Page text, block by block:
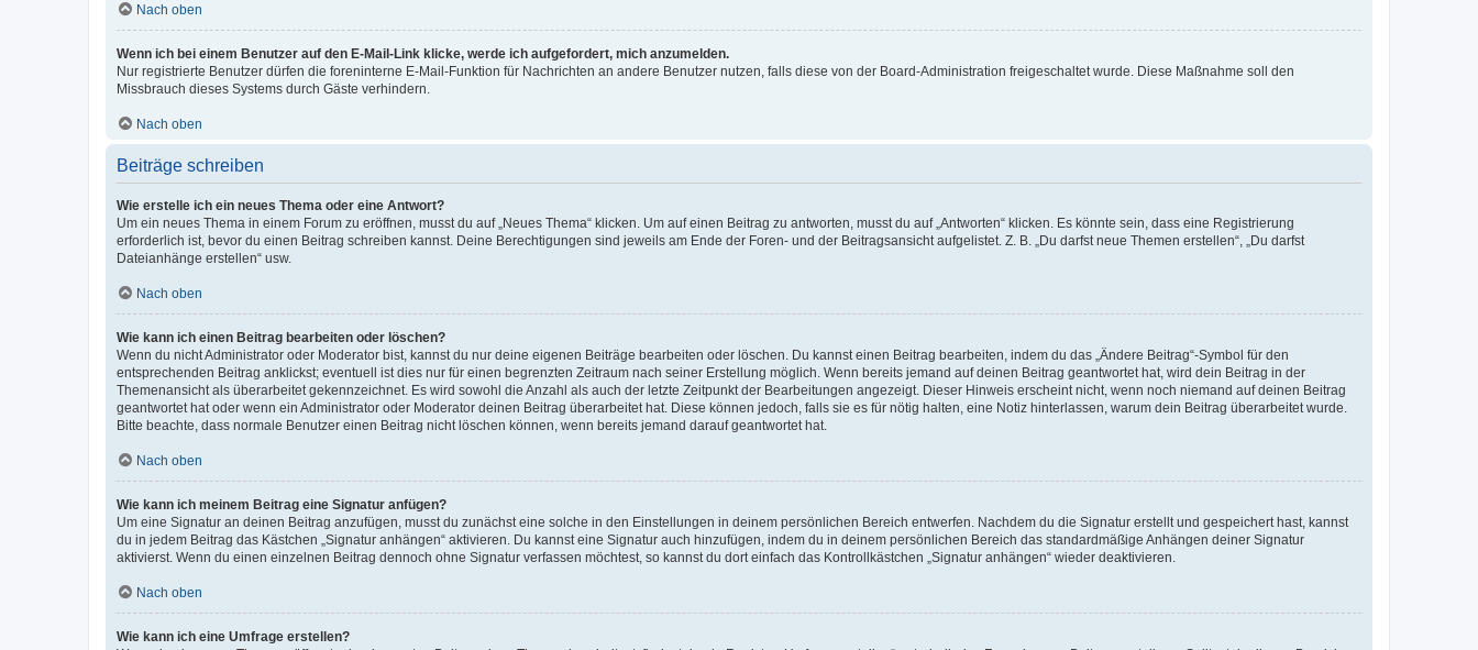
Nach oben
Wenn ich bei einem Benutzer auf den E-Mail-Link klicke, werde ich aufgefordert, mich anzumelden.
Nur registrierte Benutzer dürfen die foreninterne E-Mail-Funktion für Nachrichten an andere Benutzer nutzen, falls diese von der Board-Administration freigeschaltet wurde. Diese Maßnahme soll den
Missbrauch dieses Systems durch Gäste verhindern.
Nach oben
Beiträge schreiben
Wie erstelle ich ein neues Thema oder eine Antwort?
Um ein neues Thema in einem Forum zu eröffnen, musst du auf „Neues Thema“ klicken. Um auf einen Beitrag zu antworten, musst du auf „Antworten“ klicken. Es könnte sein, dass eine Registrierung
erforderlich ist, bevor du einen Beitrag schreiben kannst. Deine Berechtigungen sind jeweils am Ende der Foren- und der Beitragsansicht aufgelistet. Z. B. „Du darfst neue Themen erstellen“, „Du darfst
Dateianhänge erstellen“ usw.
Nach oben
Wie kann ich einen Beitrag bearbeiten oder löschen?
Wenn du nicht Administrator oder Moderator bist, kannst du nur deine eigenen Beiträge bearbeiten oder löschen. Du kannst einen Beitrag bearbeiten, indem du das „Ändere Beitrag“-Symbol für den
entsprechenden Beitrag anklickst; eventuell ist dies nur für einen begrenzten Zeitraum nach seiner Erstellung möglich. Wenn bereits jemand auf deinen Beitrag geantwortet hat, wird dein Beitrag in der
Themenansicht als überarbeitet gekennzeichnet. Es wird sowohl die Anzahl als auch der letzte Zeitpunkt der Bearbeitungen angezeigt. Dieser Hinweis erscheint nicht, wenn noch niemand auf deinen Beitrag
geantwortet hat oder wenn ein Administrator oder Moderator deinen Beitrag überarbeitet hat. Diese können jedoch, falls sie es für nötig halten, eine Notiz hinterlassen, warum dein Beitrag überarbeitet wurde.
Bitte beachte, dass normale Benutzer einen Beitrag nicht löschen können, wenn bereits jemand darauf geantwortet hat.
Nach oben
Wie kann ich meinem Beitrag eine Signatur anfügen?
Um eine Signatur an deinen Beitrag anzufügen, musst du zunächst eine solche in den Einstellungen in deinem persönlichen Bereich entwerfen. Nachdem du die Signatur erstellt und gespeichert hast, kannst
du in jedem Beitrag das Kästchen „Signatur anhängen“ aktivieren. Du kannst eine Signatur auch hinzufügen, indem du in deinem persönlichen Bereich das standardmäßige Anhängen deiner Signatur
aktivierst. Wenn du einen einzelnen Beitrag dennoch ohne Signatur verfassen möchtest, so kannst du dort einfach das Kontrollkästchen „Signatur anhängen“ wieder deaktivieren.
Nach oben
Wie kann ich eine Umfrage erstellen?